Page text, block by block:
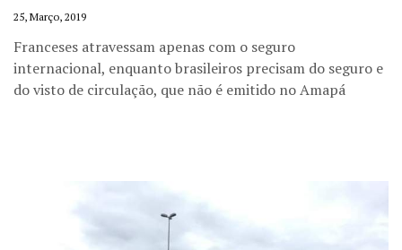
25, Março, 2019
Franceses atravessam apenas com o seguro
internacional, enquanto brasileiros precisam do seguro e
do visto de circulação, que não é emitido no Amapá